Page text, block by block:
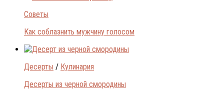
Советы
Как соблазнить мужчину голосом
Десерты / Кулинария
Десерты из черной смородины